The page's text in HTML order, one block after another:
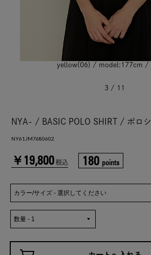
yellow(06) / model:177cm /
3 / 11
NYA- / BASIC POLO SHIRT / ポロ
NY61JM7680602
￥19,800 税込 180 points